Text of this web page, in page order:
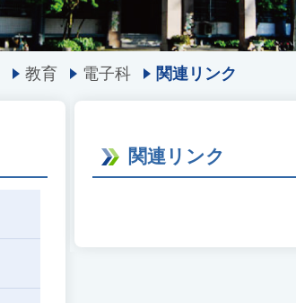
教育 電子科 関連リンク
関連リンク